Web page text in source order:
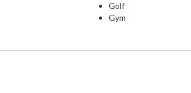
Golf
Gym